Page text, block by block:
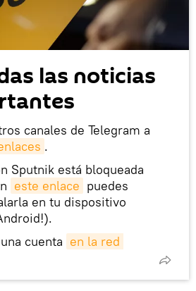
las noticias
canales de Telegram a
.
Sputnik está bloqueada
este enlace puedes
en tu dispositivo
cuenta en la red